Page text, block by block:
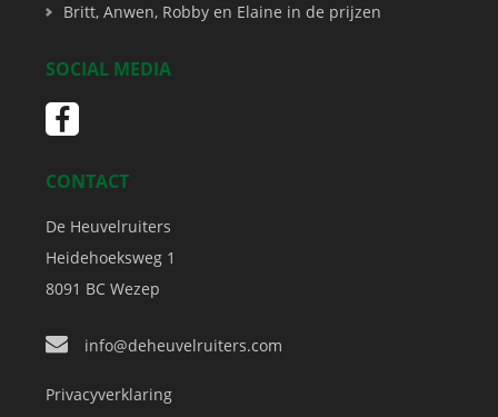
Britt, Anwen, Robby en Elaine in de prijzen
SOCIAL MEDIA
CONTACT
De Heuvelruiters
Heidehoeksweg 1
8091 BC Wezep
info@deheuvelruiters.com
Privacyverklaring